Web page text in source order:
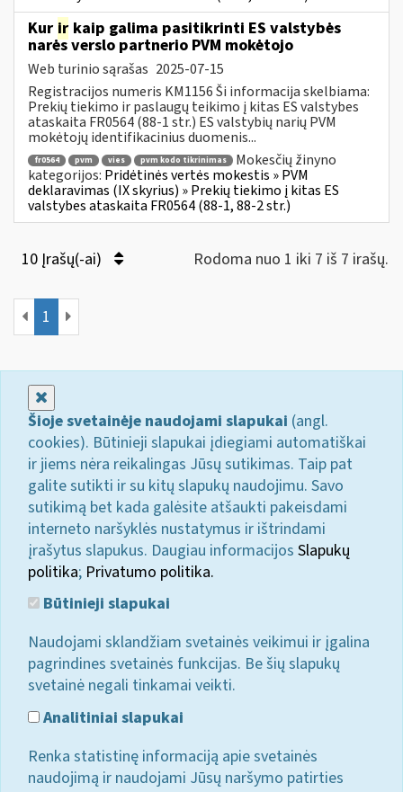
Kur ir kaip galima pasitikrinti ES valstybės
narės verslo partnerio PVM mokėtojo
Web turinio sąrašas 2025-07-15
Registracijos numeris KM1156 Ši informacija skelbiama:
Prekių tiekimo ir paslaugų teikimo į kitas ES valstybes
ataskaita FR0564 (88-1 str.) ES valstybių narių PVM
mokėtojų identifikacinius duomenis...
fr0564 pvm vies pvm kodo tikrinimas
Mokesčių žinyno
kategorijos: Pridėtinės vertės mokestis » PVM
deklaravimas (IX skyrius) » Prekių tiekimo į kitas ES
valstybes ataskaita FR0564 (88-1, 88-2 str.)
10 Įrašų(-ai) Rodoma nuo 1 iki 7 iš 7 irašų.
1
Šioje svetainėje naudojami slapukai (angl.
cookies). Būtinieji slapukai įdiegiami automatiškai
ir jiems nėra reikalingas Jūsų sutikimas. Taip pat
galite sutikti ir su kitų slapukų naudojimu. Savo
sutikimą bet kada galėsite atšaukti pakeisdami
interneto naršyklės nustatymus ir ištrindami
įrašytus slapukus. Daugiau informacijos Slapukų
politika; Privatumo politika.
Būtinieji slapukai
Naudojami sklandžiam svetainės veikimui ir įgalina
pagrindines svetainės funkcijas. Be šių slapukų
svetainė negali tinkamai veikti.
Analitiniai slapukai
Renka statistinę informaciją apie svetainės
naudojimą ir naudojami Jūsų naršymo patirties